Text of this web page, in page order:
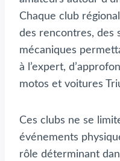
Chaque club
des rencontres, des
mécaniques
à l’expert,
motos et voitures
Ces clubs ne se
événements
rôle déterminant